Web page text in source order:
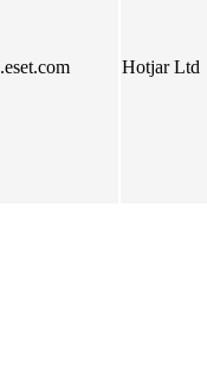
.eset.com Hotjar Ltd